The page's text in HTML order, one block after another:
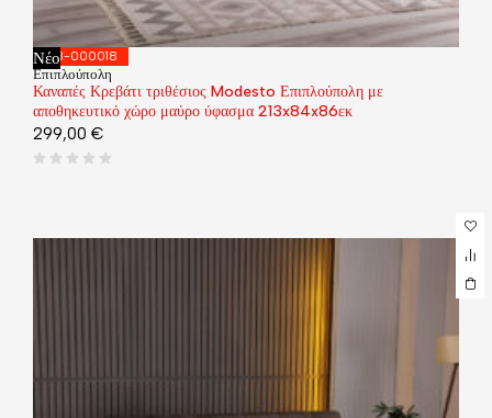
Νέο418-000018
Επιπλούπολη
Καναπές Κρεβάτι τριθέσιος Modesto Επιπλούπολη με
αποθηκευτικό χώρο μαύρο ύφασμα 213x84x86εκ
299,00 €